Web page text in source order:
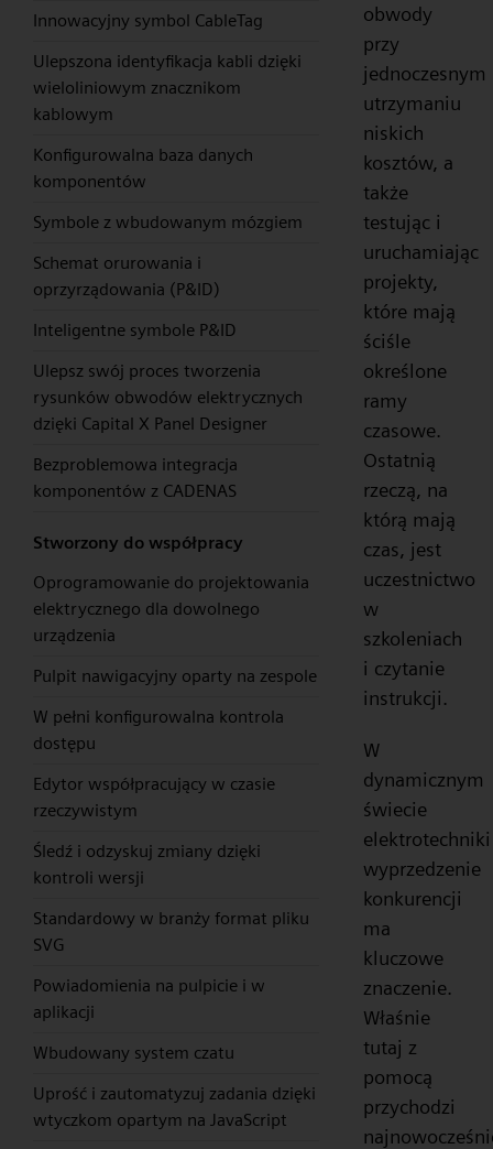
Innowacyjny symbol CableTag
Ulepszona identyfikacja kabli dzięki
wieloliniowym znacznikom
kablowym
Konfigurowalna baza danych
komponentów
Symbole z wbudowanym mózgiem
Schemat orurowania i
oprzyrządowania (P&ID)
Inteligentne symbole P&ID
Ulepsz swój proces tworzenia
rysunków obwodów elektrycznych
dzięki Capital X Panel Designer
Bezproblemowa integracja
komponentów z CADENAS
Stworzony do współpracy
Oprogramowanie do projektowania
elektrycznego dla dowolnego
urządzenia
Pulpit nawigacyjny oparty na zespole
W pełni konfigurowalna kontrola
dostępu
Edytor współpracujący w czasie
rzeczywistym
Śledź i odzyskuj zmiany dzięki
kontroli wersji
Standardowy w branży format pliku
SVG
Powiadomienia na pulpicie i w
aplikacji
Wbudowany system czatu
Uprość i zautomatyzuj zadania dzięki
wtyczkom opartym na JavaScript
obwody
przy
jednoczesnym
utrzymaniu
niskich
kosztów, a
także
testując i
uruchamiając
projekty,
które mają
ściśle
określone
ramy
czasowe.
Ostatnią
rzeczą, na
którą mają
czas, jest
uczestnictwo
w
szkoleniach
i czytanie
instrukcji.
W
dynamicznym
świecie
elektrotechniki
wyprzedzenie
konkurencji
ma
kluczowe
znaczenie.
Właśnie
tutaj z
pomocą
przychodzi